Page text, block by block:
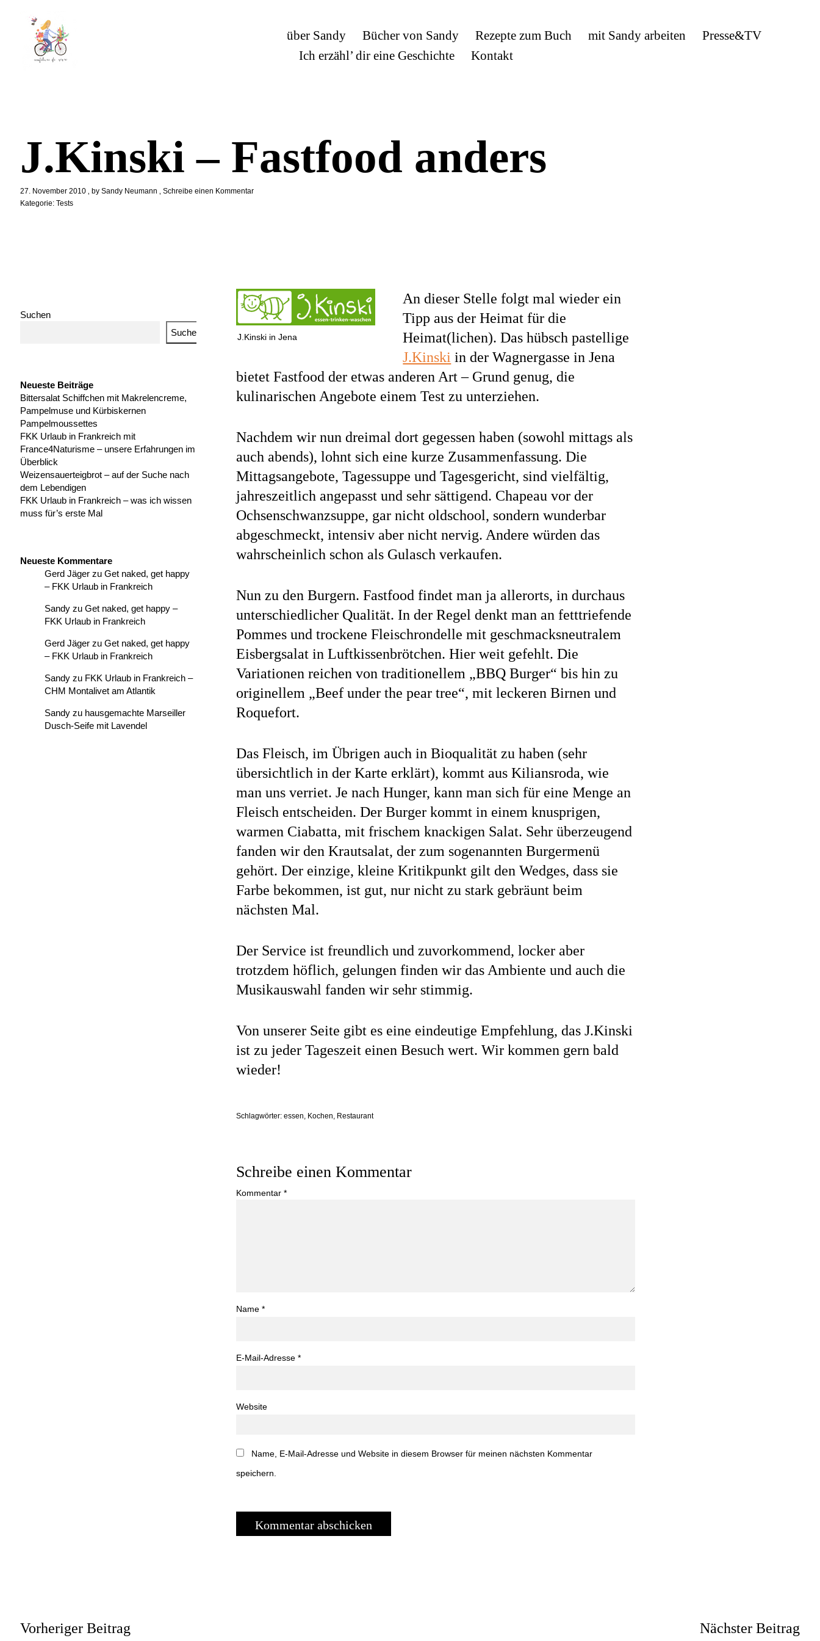
über Sandy Bücher von Sandy Rezepte zum Buch mit Sandy arbeiten
Presse&TV
Ich erzähl’ dir eine Geschichte
Kontakt
J.Kinski – Fastfood anders
27. November 2010 by Sandy Neumann
Schreibe einen Kommentar
Kategorie: Tests
J.Kinski in Jena
An dieser Stelle folgt mal wieder ein
Tipp aus der Heimat für die
Heimat(lichen). Das hübsch pastellige
J.Kinski in der Wagnergasse in Jena
bietet Fastfood der etwas anderen Art – Grund genug, die
kulinarischen Angebote einem Test zu unterziehen.
Nachdem wir nun dreimal dort gegessen haben (sowohl mittags als
auch abends), lohnt sich eine kurze Zusammenfassung. Die
Mittagsangebote, Tagessuppe und Tagesgericht, sind vielfältig,
jahreszeitlich angepasst und sehr sättigend. Chapeau vor der
Ochsenschwanzsuppe, gar nicht oldschool, sondern wunderbar
abgeschmeckt, intensiv aber nicht nervig. Andere würden das
wahrscheinlich schon als Gulasch verkaufen.
Nun zu den Burgern. Fastfood findet man ja allerorts, in durchaus
unterschiedlicher Qualität. In der Regel denkt man an fetttriefende
Pommes und trockene Fleischrondelle mit geschmacksneutralem
Eisbergsalat in Luftkissenbrötchen. Hier weit gefehlt. Die
Variationen reichen von traditionellem „BBQ Burger“ bis hin zu
originellem „Beef under the pear tree“, mit leckeren Birnen und
Roquefort.
Das Fleisch, im Übrigen auch in Bioqualität zu haben (sehr
übersichtlich in der Karte erklärt), kommt aus Kiliansroda, wie
man uns verriet. Je nach Hunger, kann man sich für eine Menge an
Fleisch entscheiden. Der Burger kommt in einem knusprigen,
warmen Ciabatta, mit frischem knackigen Salat. Sehr überzeugend
fanden wir den Krautsalat, der zum sogenannten Burgermenü
gehört. Der einzige, kleine Kritikpunkt gilt den Wedges, dass sie
Farbe bekommen, ist gut, nur nicht zu stark gebräunt beim
nächsten Mal.
Der Service ist freundlich und zuvorkommend, locker aber
trotzdem höflich, gelungen finden wir das Ambiente und auch die
Musikauswahl fanden wir sehr stimmig.
Von unserer Seite gibt es eine eindeutige Empfehlung, das J.Kinski
ist zu jeder Tageszeit einen Besuch wert. Wir kommen gern bald
wieder!
Schlagwörter:essen, Kochen, Restaurant
Schreibe einen Kommentar
Kommentar*
Name*
E-Mail-Adresse*
Website
Name, E-Mail-Adresse und Website in diesem Browser für meinen nächsten Kommentar
speichern.
Suchen
Suchen
Neueste Beiträge
Bittersalat Schiffchen mit Makrelencreme,
Pampelmuse und Kürbiskernen
Pampelmoussettes
FKK Urlaub in Frankreich mit
France4Naturisme – unsere Erfahrungen im
Überblick
Weizensauerteigbrot – auf der Suche nach
dem Lebendigen
FKK Urlaub in Frankreich – was ich wissen
muss für’s erste Mal
Neueste Kommentare
Gerd Jägerzu Get naked, get happy
– FKK Urlaub in Frankreich
Sandyzu Get naked, get happy –
FKK Urlaub in Frankreich
Gerd Jägerzu Get naked, get happy
– FKK Urlaub in Frankreich
Sandyzu FKK Urlaub in Frankreich –
CHM Montalivet am Atlantik
Sandyzu hausgemachte Marseiller
Dusch-Seife mit Lavendel
Vorheriger Beitrag Nächster Beitrag